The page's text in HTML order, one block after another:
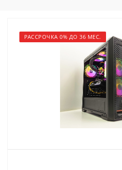
РАССРОЧКА 0% ДО 36 МЕС.